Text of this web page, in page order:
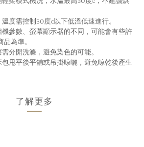
度需控制30度c以下低溫低速進行。
參數、螢幕顯示器的不同，可能會有些許
為準。
分開洗滌，避免染色的可能。
甩平後平舖或吊掛晾曬，避免晾乾後產生
了解更多